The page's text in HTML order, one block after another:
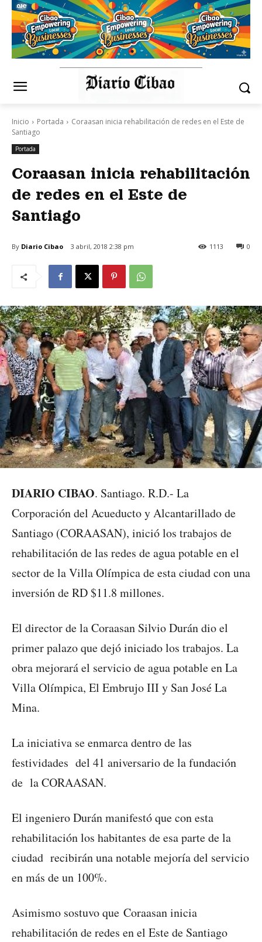
Inicio Portada
Coraasan inicia rehabilitación de redes en el Este de
Santiago
Portada
Coraasan inicia rehabilitación
de redes en el Este de
Santiago
By Diario Cibao 3 abril, 2018 2:38 pm 0
1113
DIARIO CIBAO. Santiago. R.D.- La
Corporación del Acueducto y Alcantarillado de
Santiago (CORAASAN), inició los trabajos de
rehabilitación de las redes de agua potable en el
sector de la Villa Olímpica de esta ciudad con una
inversión de RD $11.8 millones.
El director de la Coraasan Silvio Durán dio el
primer palazo que dejó iniciado los trabajos. La
obra mejorará el servicio de agua potable en La
Villa Olímpica, El Embrujo III y San José La
Mina.
La iniciativa se enmarca dentro de las
festividades del 41 aniversario de la fundación
de la CORAASAN.
El ingeniero Durán manifestó que con esta
rehabilitación los habitantes de esa parte de la
ciudad recibirán una notable mejoría del servicio
en más de un 100%.
Asimismo sostuvo que Coraasan inicia
rehabilitación de redes en el Este de Santiago